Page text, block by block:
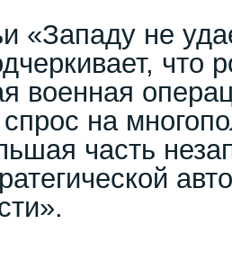
«Западу не
что
военная
на
часть